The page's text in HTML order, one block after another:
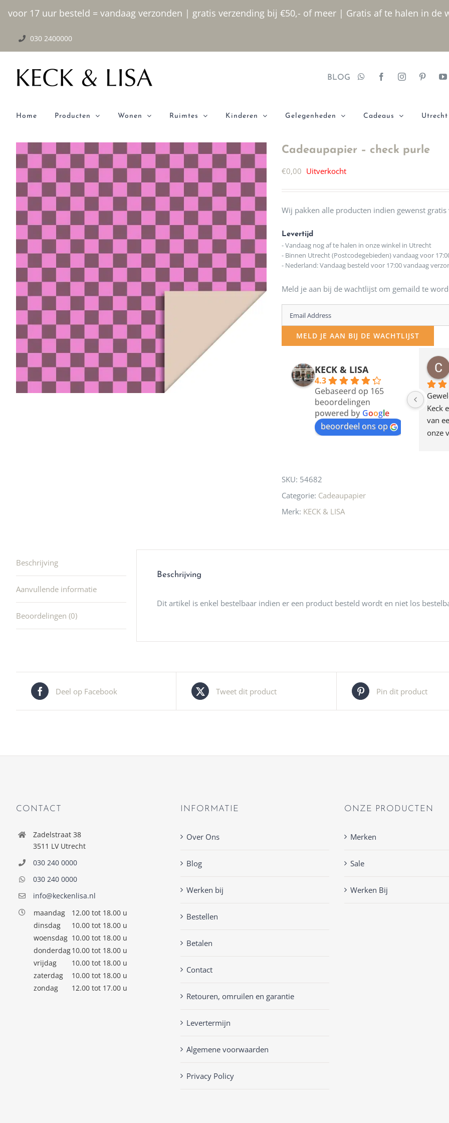
voor 17 uur besteld = vandaag verzonden | gratis verzending bij €50,- of meer | Gratis af te halen in
inhoud
030 2400000
BLOG
Home Producten Wonen Ruimtes Kinderen Gelegenheden Cadeaus Utrecht
Cadeaupapier – check purle
€0,00 Uitverkocht
Wij pakken alle producten indien gewenst
Levertijd
- Vandaag nog af te halen in onze winkel in Utrecht
- Binnen Utrecht (Postcodegebieden) vandaag voor
- Nederland: Vandaag besteld voor 17:00 vandaag
Meld je aan bij de wachtlijst om gemaild te
Enter
your
email
MELD JE AAN BIJ DE WACHTLIJST
KECK & LISA
4.3
Gebaseerd op 165
beoordelingen
powered by Google
beoordeel ons op
ook heel aardig en gezellig
12 maanden geleden
Waarom in hemelsnaam
de woonwinkel op de
klippen  laten lopen? Waar
moeten nu de design
Keck
van
onze
SKU: 54682
Categorie: Cadeaupapier
Merk: KECK & LISA
Beschrijving
Aanvullende informatie
Beoordelingen (0)
Beschrijving
Dit artikel is enkel bestelbaar indien er een product besteld wordt en niet los
Deel op Facebook Tweet dit product Pin dit product
CONTACT
Zadelstraat 38
3511 LV Utrecht
030 240 0000
030 240 0000
info@keckenlisa.nl
maandag
12.00 tot 18.00 u
dinsdag
10.00 tot 18.00 u
woensdag 10.00 tot 18.00 u
donderdag10.00 tot 18.00 u
vrijdag
10.00 tot 18.00 u
zaterdag
10.00 tot 18.00 u
zondag
12.00 tot 17.00 u
INFORMATIE
Over Ons
Blog
Werken bij
Bestellen
Betalen
Contact
Retouren, omruilen en garantie
Levertermijn
Algemene voorwaarden
Privacy Policy
ONZE PRODUCTEN
Merken
Sale
Werken Bij